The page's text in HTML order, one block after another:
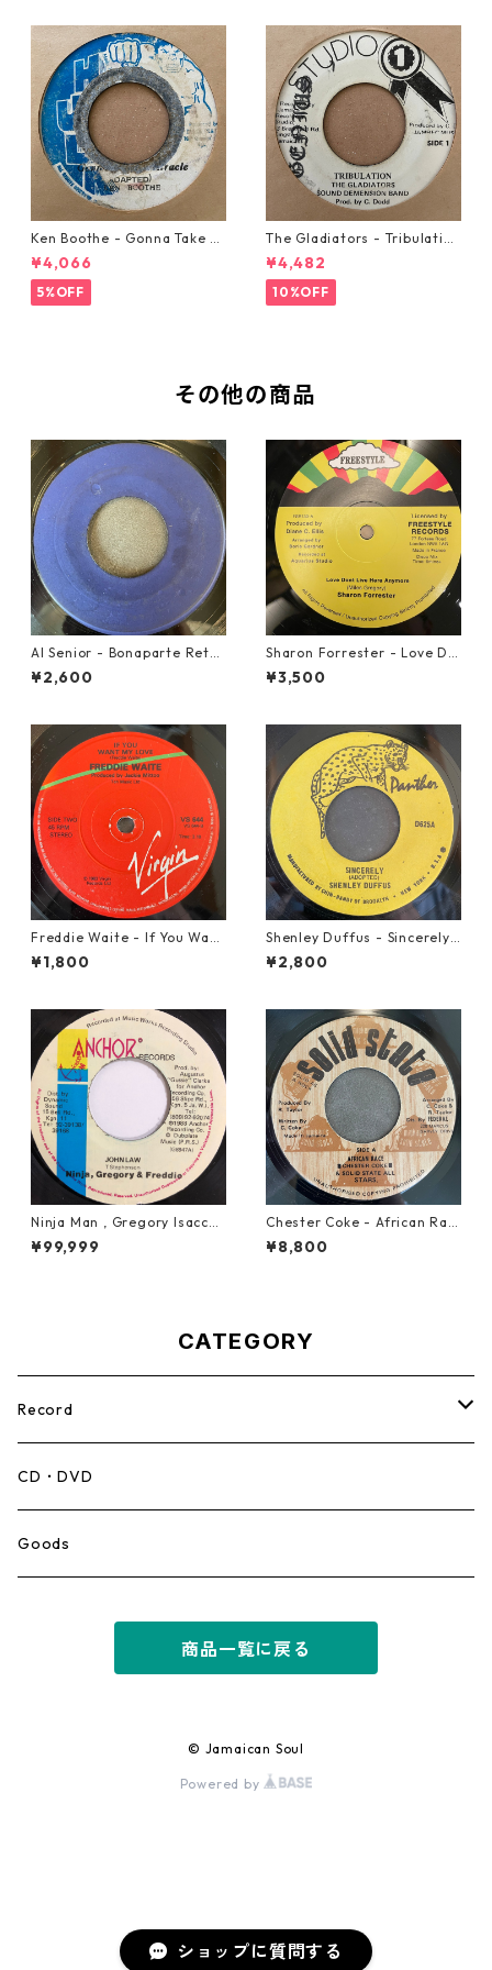
ショップに質問する
Ken Boothe - Gonna Take A
Miracle【7-21362】
¥4,066
5%OFF
The Gladiators - Tribulation
【7-21365】
¥4,482
10%OFF
その他の商品
Al Senior - Bonaparte Retre
at【7-21861】
¥2,600
Sharon Forrester - Love Do
n't Live Here Anymore【12-
50068】
¥3,500
Freddie Waite - If You Want
My Love【7-21943】
¥1,800
Shenley Duffus - Sincerely
【7-22021】
¥2,800
Ninja Man , Gregory Isaccs
& Freddie Mcgregor - John
Low【7-20010】
¥99,999
Chester Coke - African Rac
e【7-21819】
¥8,800
CATEGORY
Record
Mento,Calypso,Ballad
Ska
Early Dancehall
CD・DVD
Goods
商品一覧に戻る
© Jamaican Soul
Powered by